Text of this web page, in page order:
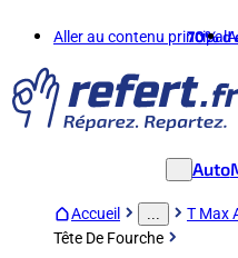
Aller au contenu principal
70%
Auto
Accueil T Max
Tête De Fourche